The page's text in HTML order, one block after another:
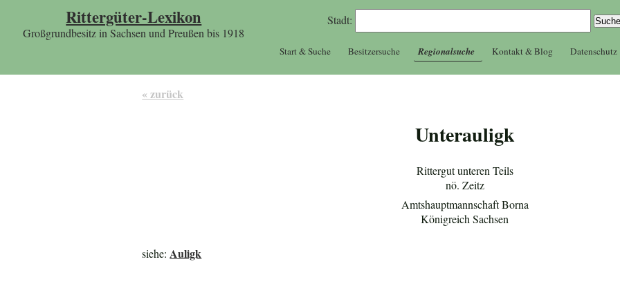
Rittergüter-Lexikon
Großgrundbesitz in Sachsen und Preußen bis 1918
Stadt:
Start & Suche Besitzersuche Regionalsuche Kontakt & Blog Datenschutz
« zurück
Unterauligk
Rittergut unteren Teils
nö. Zeitz
Amtshauptmannschaft Borna
Königreich Sachsen
siehe: Auligk